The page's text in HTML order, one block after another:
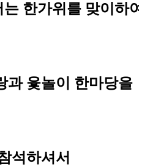
한가위를 맞이하여
과 윷놀이 한마당을
석하셔서